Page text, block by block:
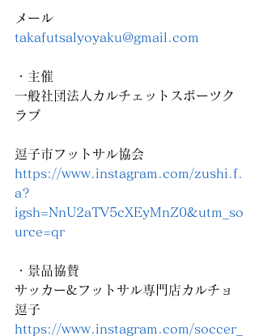
メール
takafutsalyoyaku@gmail.com
・主催
一般社団法人カルチェットスポーツク
ラブ
逗子市フットサル協会
https://www.instagram.com/zushi.f.
a?
igsh=NnU2aTV5cXEyMnZ0&utm_so
urce=qr
・景品協賛
サッカー&フットサル専門店カルチョ
逗子
https://www.instagram.com/soccer_